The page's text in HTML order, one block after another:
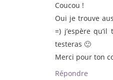
Coucou !
Oui je trouve
=) j’espère
testeras 🙂
Merci pour ton
Répondre